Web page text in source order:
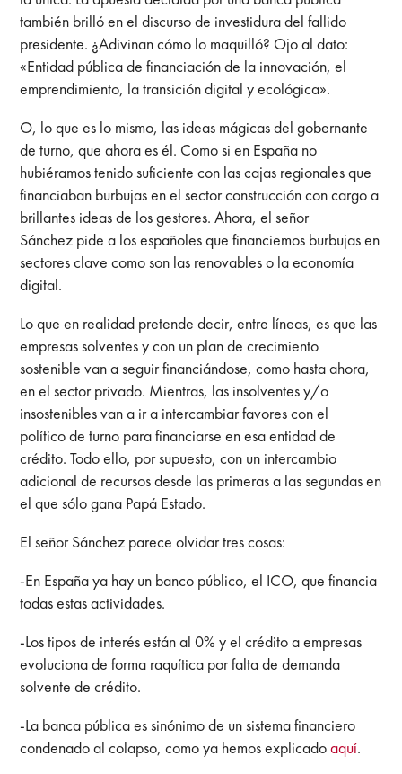
también brilló en el discurso de investidura del fallido
presidente. ¿Adivinan cómo lo maquilló? Ojo al dato:
«Entidad pública de financiación de la innovación, el
emprendimiento, la transición digital y ecológica».
O, lo que es lo mismo, las ideas mágicas del gobernante
de turno, que ahora es él. Como si en España no
hubiéramos tenido suficiente con las cajas regionales que
financiaban burbujas en el sector construcción con cargo a
brillantes ideas de los gestores. Ahora, el señor
Sánchez pide a los españoles que financiemos burbujas en
sectores clave como son las renovables o la economía
digital.
Lo que en realidad pretende decir, entre líneas, es que las
empresas solventes y con un plan de crecimiento
sostenible van a seguir financiándose, como hasta ahora,
en el sector privado. Mientras, las insolventes y/o
insostenibles van a ir a intercambiar favores con el
político de turno para financiarse en esa entidad de
crédito. Todo ello, por supuesto, con un intercambio
adicional de recursos desde las primeras a las segundas en
el que sólo gana Papá Estado.
El señor Sánchez parece olvidar tres cosas:
-En España ya hay un banco público, el ICO, que financia
todas estas actividades.
-Los tipos de interés están al 0% y el crédito a empresas
evoluciona de forma raquítica por falta de demanda
solvente de crédito.
-La banca pública es sinónimo de un sistema financiero
condenado al colapso, como ya hemos explicadoaquí.